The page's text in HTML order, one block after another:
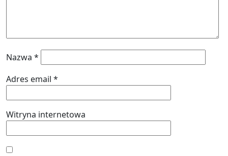
Nazwa *
Adres email *
Witryna internetowa